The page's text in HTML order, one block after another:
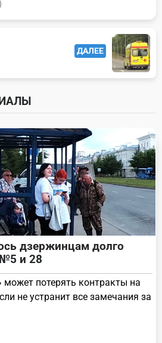
ДАЛЕЕ
дзержинцам долго
и 28
может потерять контракты на
не устранит все замечания за